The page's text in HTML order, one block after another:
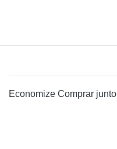
Economize Comprar junto